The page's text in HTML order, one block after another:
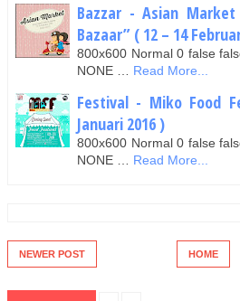
Bazzar - Asian
Bazaar” ( 12 – 14
800x600 Normal 0 false
NONE …
Read More...
Festival - Miko Food
Januari 2016 )
800x600 Normal 0 false
NONE …
Read More...
NEWER POST HOME